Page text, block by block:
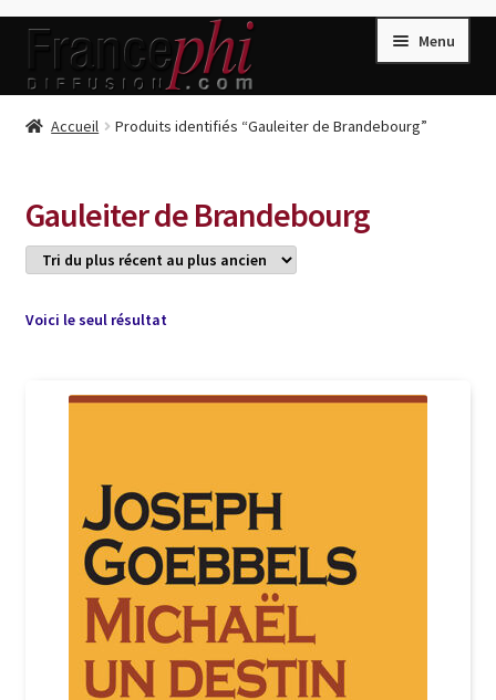
Aller
la
Aller
contenu
Menu
Accueil
Conditions de Vente
Connection
Listes d’Envies
Livres de Philippe Randa
Login Customizer
Newsletter
Nous Contacter
Politique de confidentialité et cookies
Accueil Produits identifiés “Gauleiter de Brandebourg”
Gauleiter de Brandebourg
Voici le seul résultat